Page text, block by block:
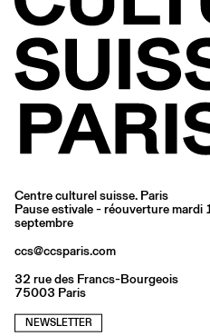
Centre culturel suisse. Paris
Pause estivale - réouverture mardi
septembre
ccs@ccsparis.com
32 rue des Francs-Bourgeois
75003 Paris
NEWSLETTER